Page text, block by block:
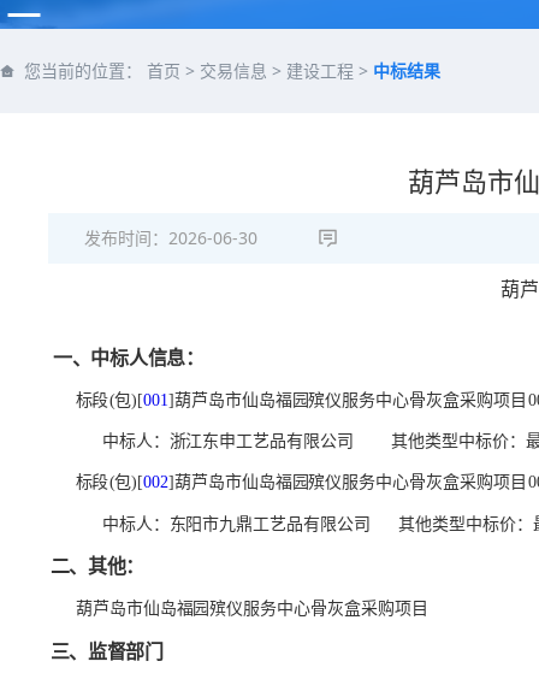
您当前的位置： 首页 > 交易信息 > 建设工程 > 中标结果
葫芦岛市
发布时间： 2026-06-30
葫
一、中标人信息：
标段(包)[001]葫芦岛市仙岛福园殡仪服务中心骨灰盒采购项目
中标人：浙江东申工艺品有限公司 其他类型中标价：
标段(包)[002]葫芦岛市仙岛福园殡仪服务中心骨灰盒采购项目
中标人：东阳市九鼎工艺品有限公司 其他类型中标价：
二、其他：
葫芦岛市仙岛福园殡仪服务中心骨灰盒采购项目
三、监督部门